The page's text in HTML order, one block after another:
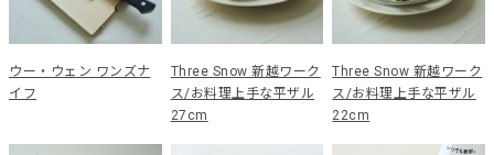
ウー・ウェン ワンズナ
イフ
Three Snow 新越ワーク
ス/お料理上手な平ザル
27cm
Three Snow 新越ワーク
ス/お料理上手な平ザル
22cm